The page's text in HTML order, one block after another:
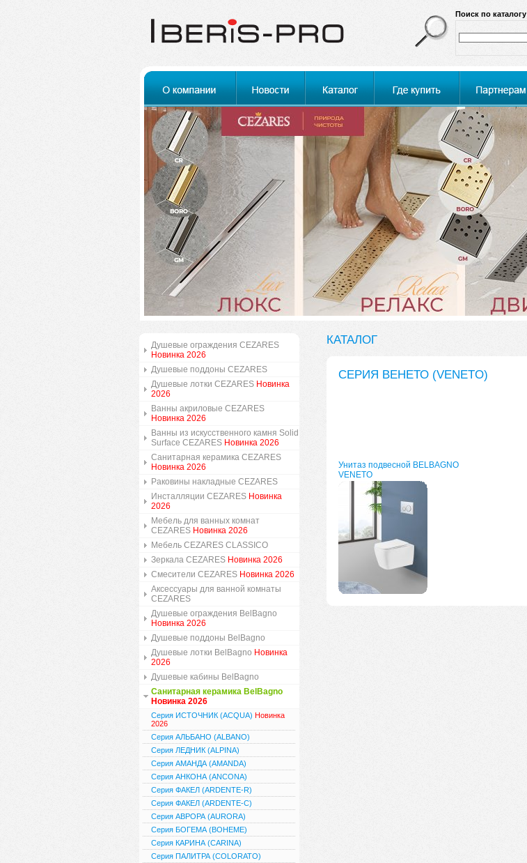
Поиск по каталогу
Душевые ограждения CEZARES
Новинка 2026
Душевые поддоны CEZARES
Душевые лотки CEZARES Новинка
2026
Ванны акриловые CEZARES
Новинка 2026
Ванны из искусственного камня Solid
Surface CEZARES Новинка 2026
Санитарная керамика CEZARES
Новинка 2026
Раковины накладные CEZARES
Инсталляции CEZARES Новинка
2026
Мебель для ванных комнат
CEZARES Новинка 2026
Мебель CEZARES CLASSICO
Зеркала CEZARES Новинка 2026
Смесители CEZARES Новинка 2026
Аксессуары для ванной комнаты
CEZARES
Душевые ограждения BelBagno
Новинка 2026
Душевые поддоны BelBagno
Душевые лотки BelBagno Новинка
2026
Душевые кабины BelBagno
Санитарная керамика BelBagno
Новинка 2026
Серия ИСТОЧНИК (ACQUA) Новинка
2026
Серия АЛЬБАНО (ALBANO)
Серия ЛЕДНИК (ALPINA)
Серия АМАНДА (AMANDA)
Серия АНКОНА (ANCONA)
Серия ФАКЕЛ (ARDENTE-R)
Серия ФАКЕЛ (ARDENTE-C)
Серия АВРОРА (AURORA)
Серия БОГЕМА (BOHEME)
Серия КАРИНА (CARINA)
Серия ПАЛИТРА (COLORATO)
КАТАЛОГ
СЕРИЯ ВЕНЕТО (VENETO)
Унитаз подвесной BELBAGNO
VENETO